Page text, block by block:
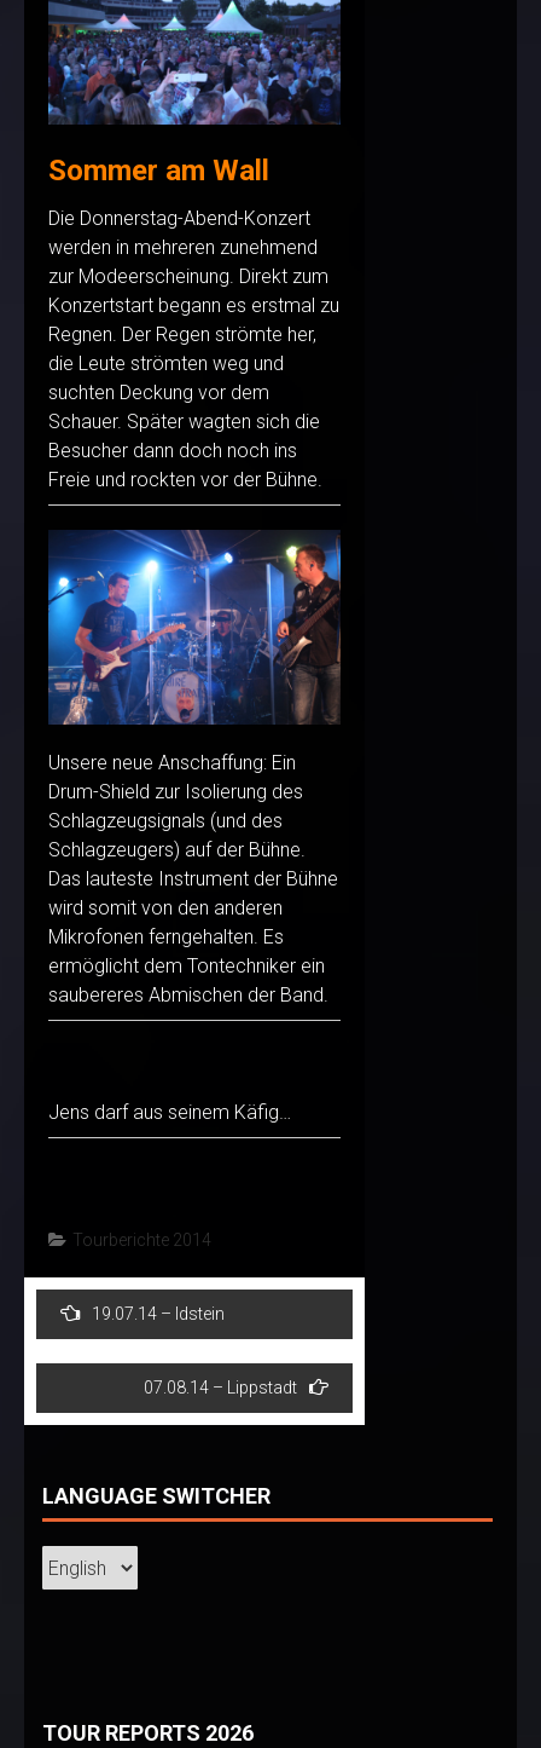
Sommer am Wall
Die Donnerstag-Abend-Konzert
werden in mehreren zunehmend
zur Modeerscheinung. Direkt zum
Konzertstart begann es erstmal zu
Regnen. Der Regen strömte her,
die Leute strömten weg und
suchten Deckung vor dem
Schauer. Später wagten sich die
Besucher dann doch noch ins
Freie und rockten vor der Bühne.
Unsere neue Anschaffung: Ein
Drum-Shield zur Isolierung des
Schlagzeugsignals (und des
Schlagzeugers) auf der Bühne.
Das lauteste Instrument der Bühne
wird somit von den anderen
Mikrofonen ferngehalten. Es
ermöglicht dem Tontechniker ein
saubereres Abmischen der Band.
Jens darf aus seinem Käfig…
Tourberichte 2014
Post
navigation
19.07.14 – Idstein
07.08.14 – Lippstadt
LANGUAGE SWITCHER
TOUR REPORTS 2026